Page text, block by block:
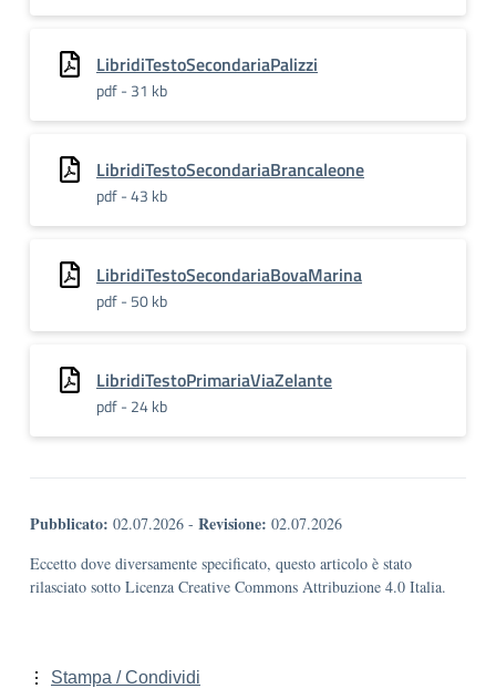
LibridiTestoSecondariaPalizzi
pdf - 31 kb
LibridiTestoSecondariaBrancaleone
pdf - 43 kb
LibridiTestoSecondariaBovaMarina
pdf - 50 kb
LibridiTestoPrimariaViaZelante
pdf - 24 kb
Pubblicato: 02.07.2026 - Revisione: 02.07.2026
Eccetto dove diversamente specificato, questo articolo è stato
rilasciato sotto Licenza Creative Commons Attribuzione 4.0 Italia.
Stampa / Condividi